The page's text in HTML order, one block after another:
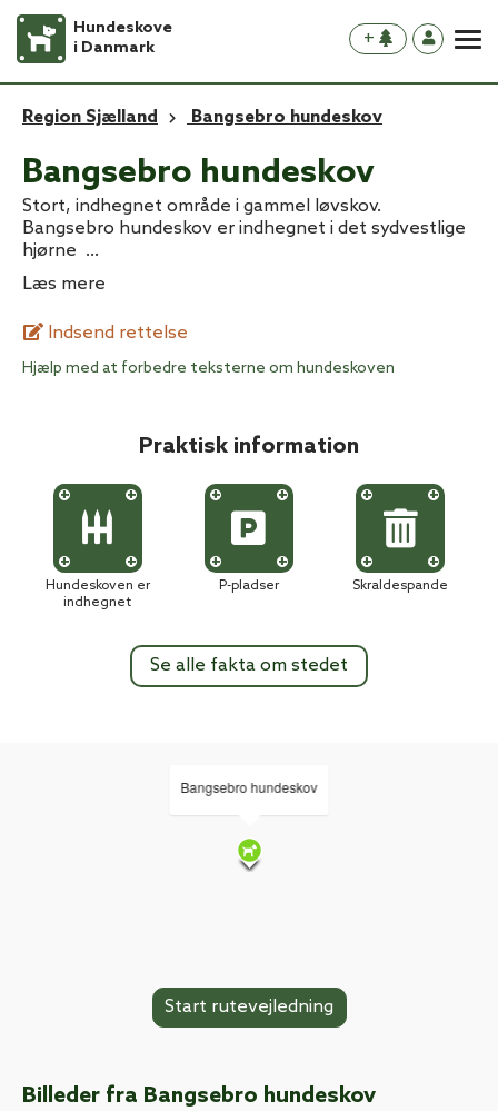
Hundeskove
i Danmark
+
Region Sjælland Bangsebro hundeskov
Bangsebro hundeskov
Stort, indhegnet område i gammel løvskov.
Bangsebro hundeskov er indhegnet i det sydvestlige
hjørne ...
Læs mere
Indsend rettelse
Hjælp med at forbedre teksterne om hundeskoven
Praktisk information
Hundeskoven er
indhegnet
P-pladser Skraldespande
Se alle fakta om stedet
Bangsebro hundeskov
Billeder fra Bangsebro hundeskov